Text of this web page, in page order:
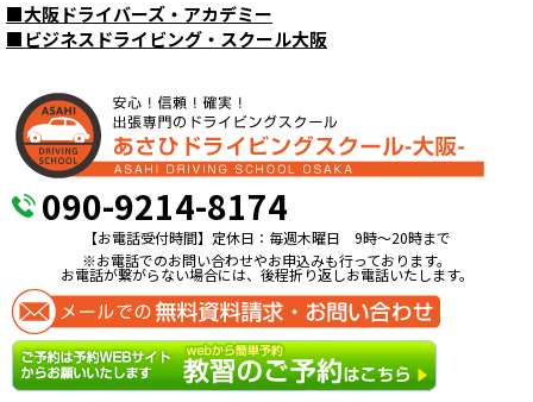
■大阪ドライバーズ・アカデミー
■ビジネスドライビング・スクール大阪
090-9214-8174
【お電話受付時間】定休日：毎週木曜日 9時〜20時まで
※お電話でのお問い合わせやお申込みも行っております。
お電話が繋がらない場合には、後程折り返しお電話いたします。